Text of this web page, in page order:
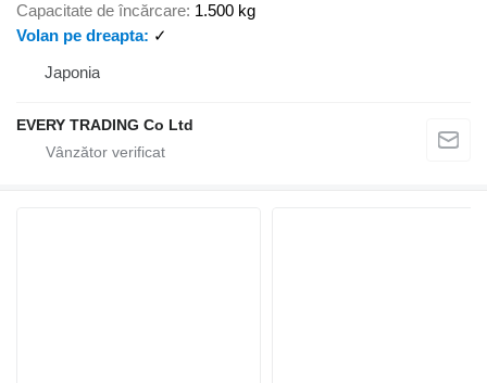
Capacitate de încărcare 1.500 kg
Volan pe dreapta
✓
Japonia
EVERY TRADING Co Ltd